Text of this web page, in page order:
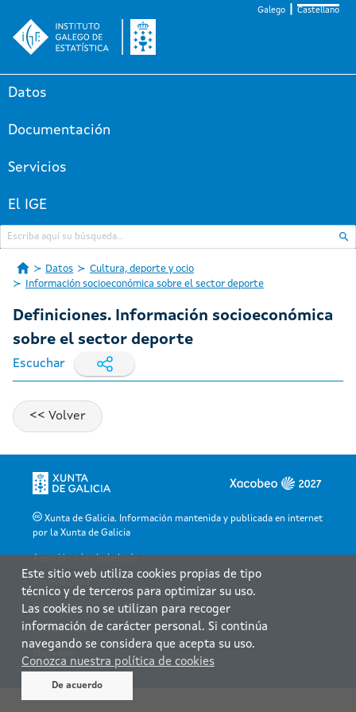
Galego Castellano
Datos
Documentación
Servicios
El IGE
Datos
Cultura, deporte y ocio
Información socioeconómica sobre el sector deporte
Definiciones. Información socioeconómica
sobre el sector deporte
Escuchar
Xunta de Galicia. Información mantenida y publicada en internet
por la Xunta de Galicia
Aviso legal
Le atendemos
Este sitio web utiliza cookies propias de tipo
técnico y de terceros para optimizar su uso.
Las cookies no se utilizan para recoger
información de carácter personal. Si continúa
navegando se considera que acepta su uso.
Conozca nuestra política de cookies
De acuerdo